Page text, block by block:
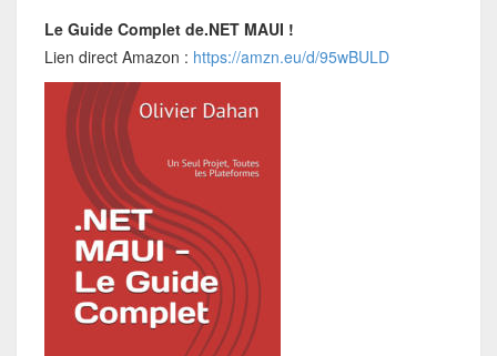
Le Guide Complet de.NET MAUI !
Lien direct Amazon : https://amzn.eu/d/95wBULD